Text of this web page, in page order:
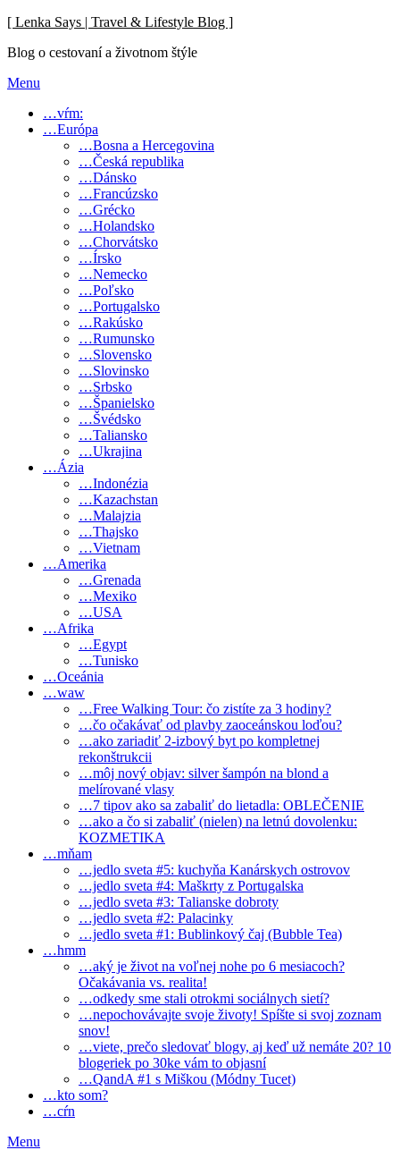
Skip
content
[ Lenka Says | Travel & Lifestyle Blog ]
Blog o cestovaní a životnom štýle
Menu
…vŕm:
…Európa
…Bosna a Hercegovina
…Česká republika
…Dánsko
…Francúzsko
…Grécko
…Holandsko
…Chorvátsko
…Írsko
…Nemecko
…Poľsko
…Portugalsko
…Rakúsko
…Rumunsko
…Slovensko
…Slovinsko
…Srbsko
…Španielsko
…Švédsko
…Taliansko
…Ukrajina
…Ázia
…Indonézia
…Kazachstan
…Malajzia
…Thajsko
…Vietnam
…Amerika
…Grenada
…Mexiko
…USA
…Afrika
…Egypt
…Tunisko
…Oceánia
…waw
…Free Walking Tour: čo zistíte za 3 hodiny?
…čo očakávať od plavby zaoceánskou loďou?
…ako zariadiť 2-izbový byt po kompletnej
rekonštrukcii
…môj nový objav: silver šampón na blond a
melírované vlasy
…7 tipov ako sa zabaliť do lietadla: OBLEČENIE
…ako a čo si zabaliť (nielen) na letnú dovolenku:
KOZMETIKA
…mňam
…jedlo sveta #5: kuchyňa Kanárskych ostrovov
…jedlo sveta #4: Maškrty z Portugalska
…jedlo sveta #3: Talianske dobroty
…jedlo sveta #2: Palacinky
…jedlo sveta #1: Bublinkový čaj (Bubble Tea)
…hmm
…aký je život na voľnej nohe po 6 mesiacoch?
Očakávania vs. realita!
…odkedy sme stali otrokmi sociálnych sietí?
…nepochovávajte svoje životy! Spíšte si svoj zoznam
snov!
…viete, prečo sledovať blogy, aj keď už nemáte 20? 10
blogeriek po 30ke vám to objasní
…QandA #1 s Miškou (Módny Tucet)
…kto som?
…cŕn
Menu